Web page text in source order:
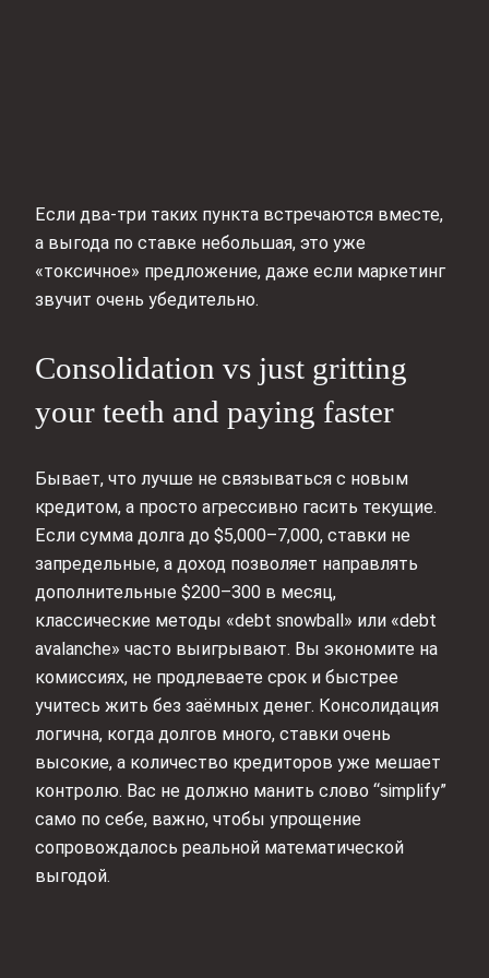
Если два‑три таких пункта встречаются вместе,
а выгода по ставке небольшая, это уже
«токсичное» предложение, даже если маркетинг
звучит очень убедительно.
Consolidation vs just gritting
your teeth and paying faster
Бывает, что лучше не связываться с новым
кредитом, а просто агрессивно гасить текущие.
Если сумма долга до $5,000–7,000, ставки не
запредельные, а доход позволяет направлять
дополнительные $200–300 в месяц,
классические методы «debt snowball» или «debt
avalanche» часто выигрывают. Вы экономите на
комиссиях, не продлеваете срок и быстрее
учитесь жить без заёмных денег. Консолидация
логична, когда долгов много, ставки очень
высокие, а количество кредиторов уже мешает
контролю. Вас не должно манить слово “simplify”
само по себе, важно, чтобы упрощение
сопровождалось реальной математической
выгодой.